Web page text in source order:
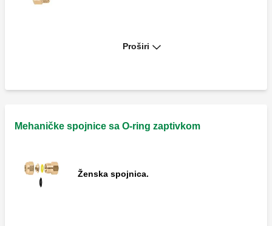
Kolenasta spojnica.
Proširi
Mehaničke spojnice sa O-ring zaptivkom
Ženska spojnica.